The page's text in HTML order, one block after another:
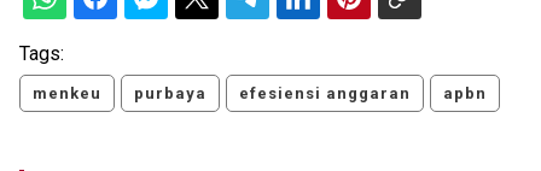
Tags:
menkeu purbaya efesiensi anggaran apbn